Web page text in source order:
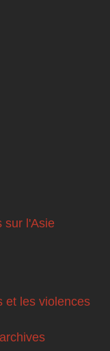
sur l'Asie
et les violences